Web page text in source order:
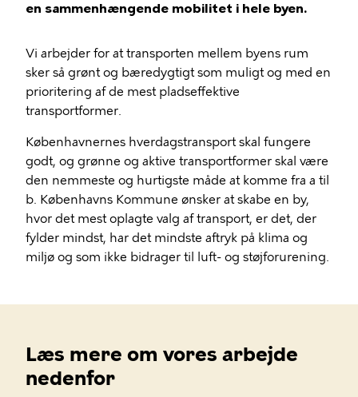
en sammenhængende mobilitet i hele byen.
Vi arbejder for at transporten mellem byens rum
sker så grønt og bæredygtigt som muligt og med en
prioritering af de mest pladseffektive
transportformer.
Københavnernes hverdagstransport skal fungere
godt, og grønne og aktive transportformer skal være
den nemmeste og hurtigste måde at komme fra a til
b. Københavns Kommune ønsker at skabe en by,
hvor det mest oplagte valg af transport, er det, der
fylder mindst, har det mindste aftryk på klima og
miljø og som ikke bidrager til luft- og støjforurening.
Læs mere om vores arbejde
nedenfor